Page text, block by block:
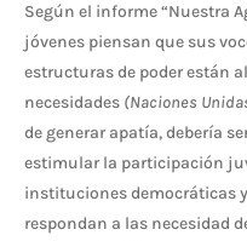
Según el informe “Nuestra
jóvenes piensan que sus
estructuras de poder están
necesidades (Naciones
de generar apatía, debería
estimular la participación
instituciones democráticas
respondan a las necesidad